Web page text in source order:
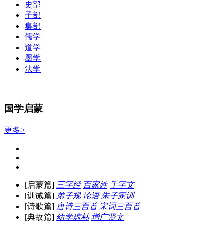
史部
子部
集部
儒学
道学
墨学
法学
国学启蒙
更多>
[启蒙篇] 三字经 百家姓 千字文
[训诫篇] 弟子规 论语 朱子家训
[诗歌篇] 唐诗三百首 宋词三百首
[典故篇] 幼学琼林 增广贤文